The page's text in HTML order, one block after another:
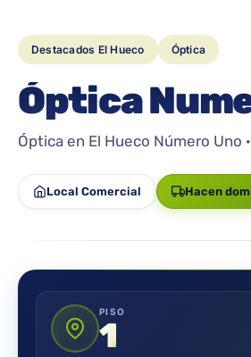
Destacados El Hueco Óptica
Óptica
Óptica en El Hueco Número Uno
Local Comercial Hacen
PISO
1